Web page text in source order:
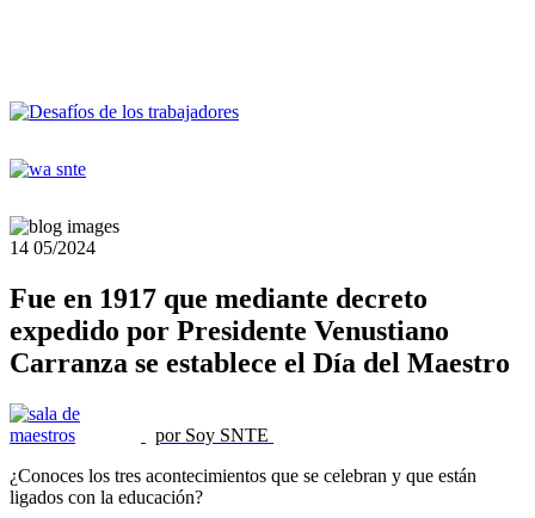
14 05/2024
Fue en 1917 que mediante decreto
expedido por Presidente Venustiano
Carranza se establece el Día del Maestro
por Soy SNTE
¿Conoces los tres acontecimientos que se celebran y que están
ligados con la educación?